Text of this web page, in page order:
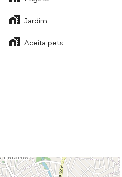
Jardim
Aceita pets